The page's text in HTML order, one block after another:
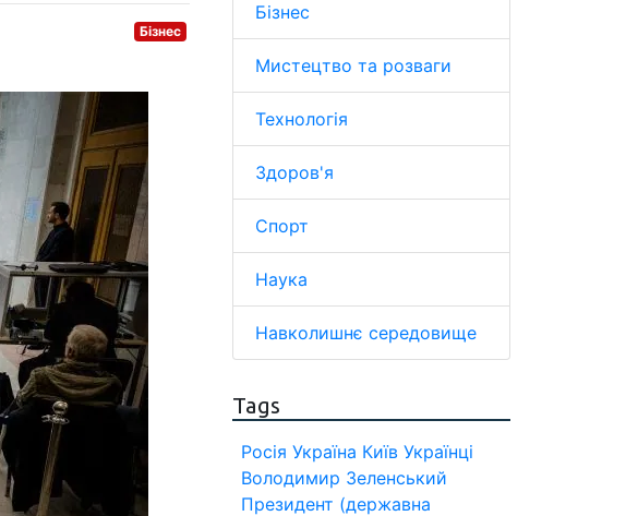
Бізнес
Бізнес
Мистецтво та розваги
Технологія
Здоров'я
Спорт
Наука
Навколишнє середовище
Tags
Росія Україна Київ Українці
Володимир Зеленський
Президент (державна